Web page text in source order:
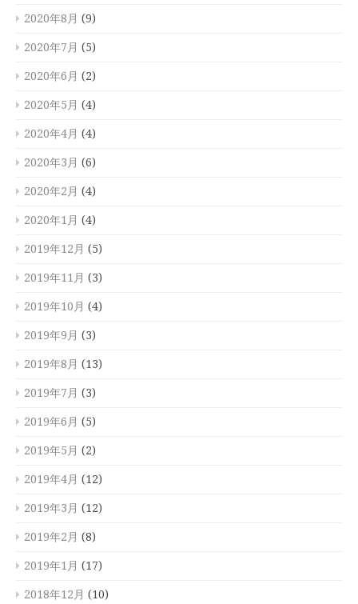
2020年8月 (9)
2020年7月 (5)
2020年6月 (2)
2020年5月 (4)
2020年4月 (4)
2020年3月 (6)
2020年2月 (4)
2020年1月 (4)
2019年12月 (5)
2019年11月 (3)
2019年10月 (4)
2019年9月 (3)
2019年8月 (13)
2019年7月 (3)
2019年6月 (5)
2019年5月 (2)
2019年4月 (12)
2019年3月 (12)
2019年2月 (8)
2019年1月 (17)
2018年12月 (10)